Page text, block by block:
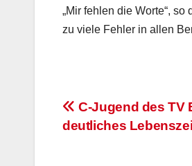
„Mir fehlen die Worte“,
zu viele Fehler in allen
C-Jugend des TV
deutliches